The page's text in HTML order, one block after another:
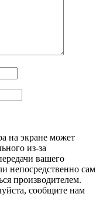
на экране может
из-за
вашего
непосредственно сам
производителем.
сообщите нам